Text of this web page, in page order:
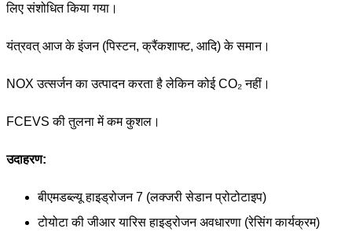
लिए संशोधित किया गया।
यंत्रवत् आज के इंजन (पिस्टन, क्रैंकशाफ्ट, आदि) के समान।
NOX उत्सर्जन का उत्पादन करता है लेकिन कोई CO₂ नहीं।
FCEVS की तुलना में कम कुशल।
उदाहरण:
बीएमडब्ल्यू हाइड्रोजन 7 (लक्जरी सेडान प्रोटोटाइप)
टोयोटा की जीआर यारिस हाइड्रोजन अवधारणा (रेसिंग कार्यक्रम)